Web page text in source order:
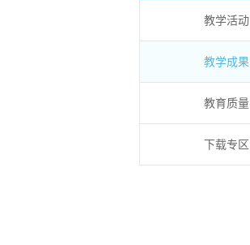
教学活动
教学成果
教育质量
下载专区